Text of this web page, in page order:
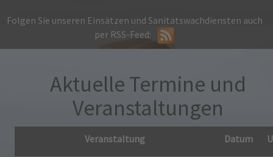
Folgen Sie unseren Einsätzen und Sanitätswachdiensten auch
per RSS-Feed:
Aktuelle Termine und
Veranstaltungen
Veranstaltung Datum